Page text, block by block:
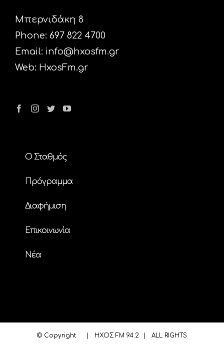
Μπερνιδάκη 8
Phone: 697 822 4700
Email: info@hxosfm.gr
Web: HxosFm.gr
Ο Σταθμός
Πρόγραμμα
Διαφήμιση
Επικοινωνία
Nέα
© Copyright | ΗΧΟΣ FM 94.2 | ALL RIGHTS